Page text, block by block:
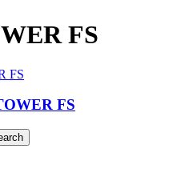
FS
FS
FS